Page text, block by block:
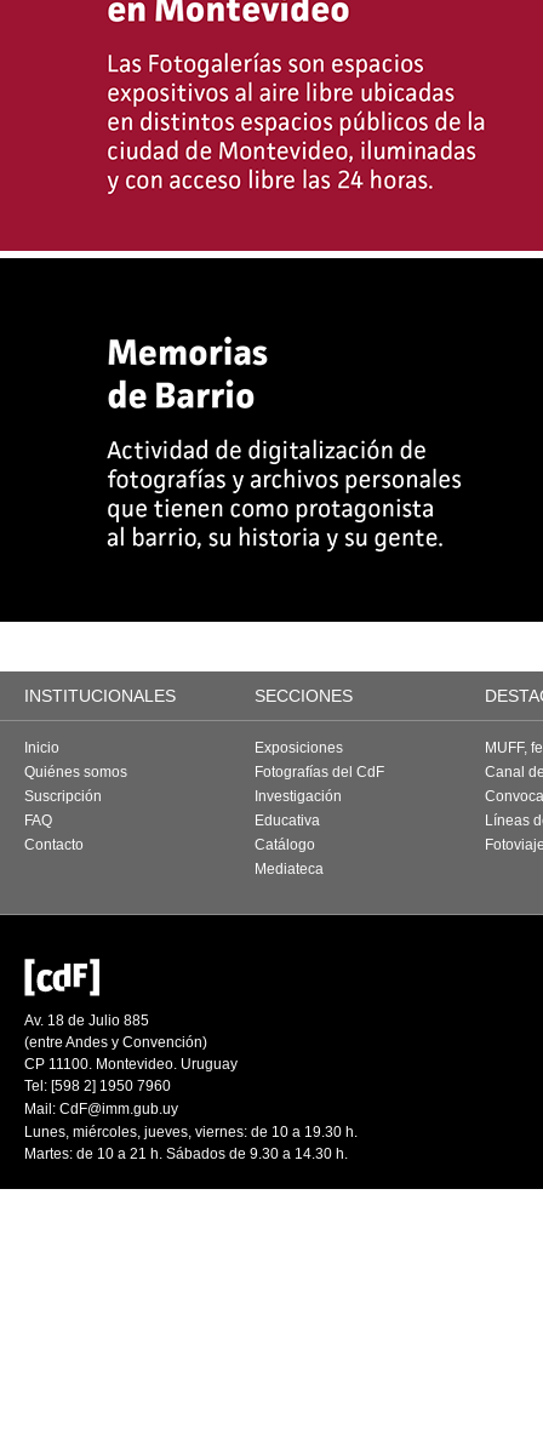
INSTITUCIONALES SECCIONES
Inicio
Quiénes somos
Suscripción
FAQ
Contacto
Exposiciones
Fotografías del CdF
Investigación
Educativa
Catálogo
Mediateca
MUFF,
Canal
Líneas
Av. 18 de Julio 885
(entre Andes y Convención)
CP 11100. Montevideo. Uruguay
Tel: [598 2] 1950 7960
Mail: CdF@imm.gub.uy
Lunes, miércoles, jueves, viernes: de 10 a 19.30 h.
Martes: de 10 a 21 h. Sábados de 9.30 a 14.30 h.